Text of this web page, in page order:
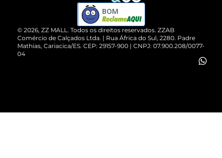
Cartão Presente
Vendas Corporativas
Compre pelo WhatsApp
© 2026, ZZ MALL. Todos os direitos reservados. ZZAB
Comércio de Calçados Ltda. | Rua África do Sul, 2280. Padre
Mathias, Cariacica/ES. CEP: 29157-900 | CNPJ: 07.900.208/0077-
04
BOM